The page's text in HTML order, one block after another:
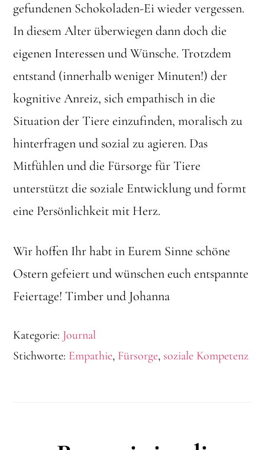
gefundenen Schokoladen-Ei wieder vergessen.
In diesem Alter überwiegen dann doch die
eigenen Interessen und Wünsche. Trotzdem
entstand (innerhalb weniger Minuten!) der
kognitive Anreiz, sich empathisch in die
Situation der Tiere einzufinden, moralisch zu
hinterfragen und sozial zu agieren. Das
Mitfühlen und die Fürsorge für Tiere
unterstützt die soziale Entwicklung und formt
eine Persönlichkeit mit Herz.
Wir hoffen Ihr habt in Eurem Sinne schöne
Ostern gefeiert und wünschen euch entspannte
Feiertage! Timber und Johanna
Kategorie: Journal
Stichworte: Empathie, Fürsorge, soziale Kompetenz